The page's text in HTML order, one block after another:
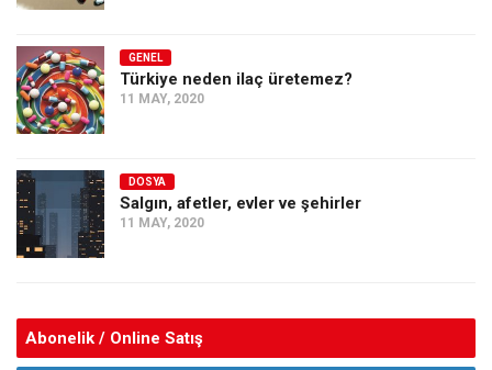
GENEL
Türkiye neden ilaç üretemez?
11 MAY, 2020
DOSYA
Salgın, afetler, evler ve şehirler
11 MAY, 2020
Abonelik / Online Satış